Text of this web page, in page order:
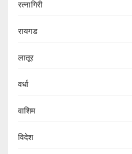
रत्नागिरी
रायगड
लातूर
वर्धा
वाशिम
विदेश